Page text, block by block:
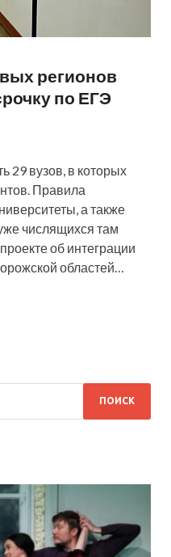
регионов
по ЕГЭ
29 вузов, в которых
Правила
а также
числящихся там
об интеграции
областей…